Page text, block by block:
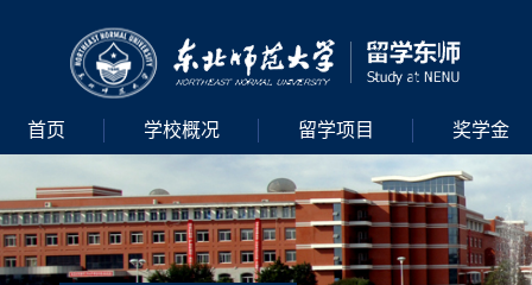
首页 学校概况 留学项目 奖学金